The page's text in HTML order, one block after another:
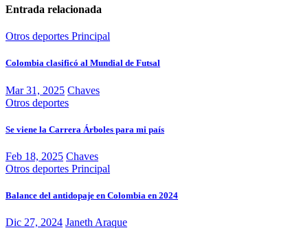
Entrada relacionada
Otros deportes Principal
Colombia clasificó al Mundial de Futsal
Mar 31, 2025 Chaves
Otros deportes
Se viene la Carrera Árboles para mi país
Feb 18, 2025 Chaves
Otros deportes Principal
Balance del antidopaje en Colombia en 2024
Dic 27, 2024 Janeth Araque